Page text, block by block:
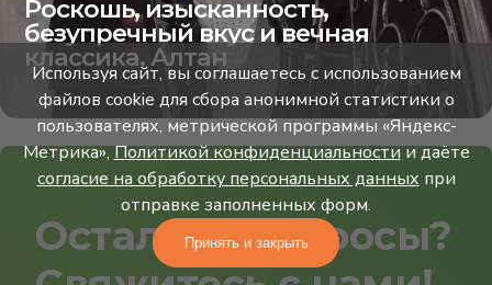
Роскошь, изысканность,
безупречный вкус и вечная
классика. Алтан
Остались вопросы?
Используя сайт, вы соглашаетесь с использованием
файлов cookie для сбора анонимной статистики о
пользователях, метрической программы «Яндекс-
Метрика»,Политикой конфиденциальностии даёте
согласие на обработку персональных данных при
отправке заполненных форм.
Принять и закрыть